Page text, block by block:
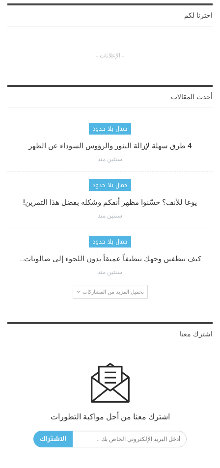
اخترنا لكم
- الإعلانات -
أحدث المقالات
جمال بلا حدود
4 طرق سهلة لإزالة البثور والرؤوس السوداء عن الظهر
سنتين منذ
جمال بلا حدود
يوغا للأنف؟ حسّنوا مظهر أنفكم وشكله بفضل هذا التمرين!
سنتين منذ
جمال بلا حدود
كيف تنظفين وجهك تنظيفاً عميقاً بدون اللجوء إلى صالونات…
سنتين منذ
تحميل المزيد من المشاركات
اشترك معنا
اشترك معنا من أجل مواكبة التطورات
الاشتراك